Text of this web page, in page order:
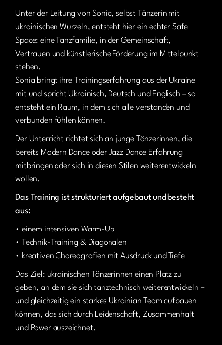
Unter der Leitung von Sonia, selbst Tänzerin mit
ukrainischen Wurzeln, entsteht hier ein echter Safe
Space: eine Tanzfamilie, in der Gemeinschaft,
Vertrauen und künstlerische Förderung im Mittelpunkt
stehen.
Sonia bringt ihre Trainingserfahrung aus der Ukraine
mit und spricht Ukrainisch, Deutsch und Englisch – so
entsteht ein Raum, in dem sich alle verstanden und
verbunden fühlen können.
Der Unterricht richtet sich an junge Tänzerinnen, die
bereits Modern Dance oder Jazz Dance Erfahrung
mitbringen oder sich in diesen Stilen weiterentwickeln
wollen.
Das Training ist strukturiert aufgebaut und besteht
aus:
• einem intensiven Warm-Up
• Technik-Training & Diagonalen
• kreativen Choreografien mit Ausdruck und Tiefe
Das Ziel: ukrainischen Tänzerinnen einen Platz zu
geben, an dem sie sich tanztechnisch weiterentwickeln –
und gleichzeitig ein starkes Ukrainian Team aufbauen
können, das sich durch Leidenschaft, Zusammenhalt
und Power auszeichnet.